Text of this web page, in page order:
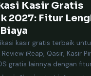
Kasir Gratis
2027: Fitur
kasir gratis terbaik
iReap, Qasir, Kasir
gratis lainnya dengan